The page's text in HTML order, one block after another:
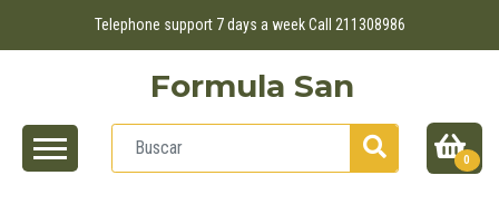
Telephone support 7 days a week Call 211308986
Formula San
0